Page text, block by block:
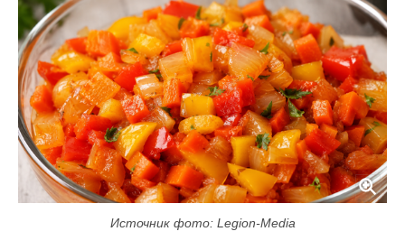
Источник фото: Legion-Media